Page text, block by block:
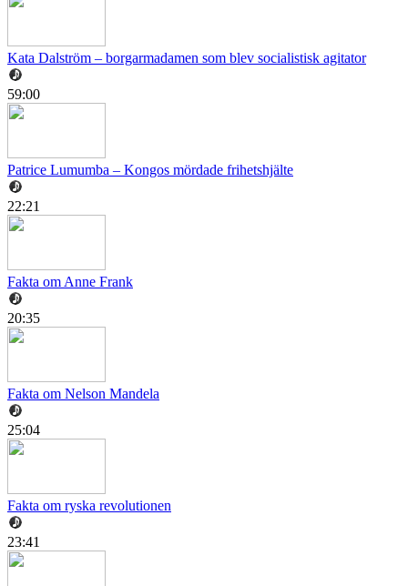
Kata Dalström – borgarmadamen som blev socialistisk agitator
59:00
Patrice Lumumba – Kongos mördade frihetshjälte
22:21
Fakta om Anne Frank
20:35
Fakta om Nelson Mandela
25:04
Fakta om ryska revolutionen
23:41